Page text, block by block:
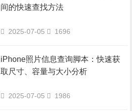
间的快速查找方法
2025-07-05 1696
iPhone照片信息查询脚本：快速获
取尺寸、容量与大小分析
2025-07-05 1986